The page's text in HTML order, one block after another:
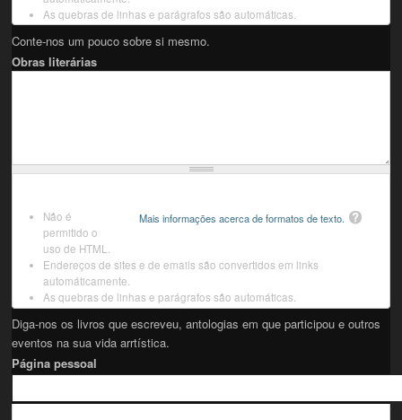
As quebras de linhas e parágrafos são automáticas.
Conte-nos um pouco sobre si mesmo.
Obras literárias
Mais informações acerca de formatos de texto.
Não é
permitido o
uso de HTML.
Endereços de sites e de emails são convertidos em links
automáticamente.
As quebras de linhas e parágrafos são automáticas.
Diga-nos os livros que escreveu, antologias em que participou e outros
eventos na sua vida arrtística.
Página pessoal